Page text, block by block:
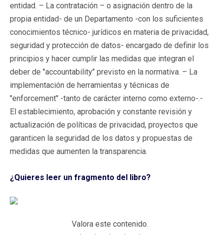
entidad. – La contratación – o asignación dentro de la
propia entidad- de un Departamento -con los suficientes
conocimientos técnico- jurídicos en materia de privacidad,
seguridad y protección de datos- encargado de definir los
principios y hacer cumplir las medidas que integran el
deber de "accountability" previsto en la normativa. – La
implementación de herramientas y técnicas de
"enforcement" -tanto de carácter interno como externo-.-
El establecimiento, aprobación y constante revisión y
actualización de políticas de privacidad, proyectos que
garanticen la seguridad de los datos y propuestas de
medidas que aumenten la transparencia.
¿Quieres leer un fragmento del libro?
Valora este contenido.